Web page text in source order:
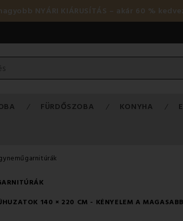
NYÁRI KIÁRUSÍTÁS – akár 60 %
FÜRDŐSZOBA KONYHA
140 × 220 CM - KÉNYELEM A